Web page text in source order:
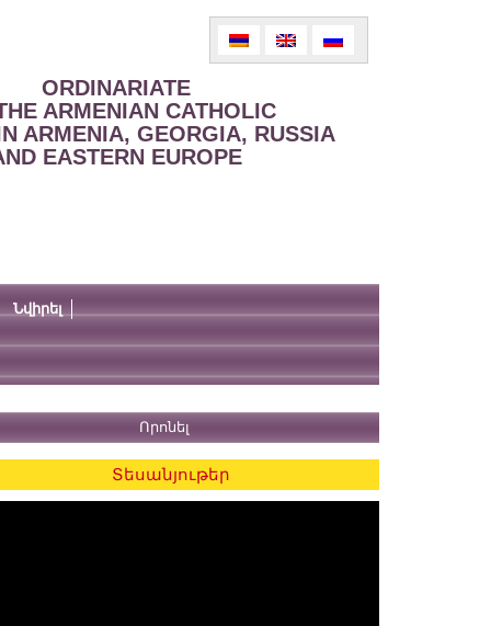
ORDINARIATE
ARMENIAN CATHOLIC
ARMENIA, GEORGIA, RUSSIA
EASTERN EUROPE
Նվիրել
Տեսանյութեր